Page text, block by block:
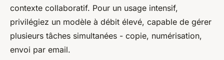
contexte collaboratif. Pour un usage intensif,
privilégiez un modèle à débit élevé, capable de gérer
plusieurs tâches simultanées - copie, numérisation,
envoi par email.